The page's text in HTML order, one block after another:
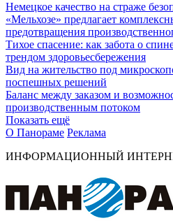
Немецкое качество на страже
«Мельхозе» предлагает
предотвращения
Тихое спасение: как забота о
трендом здоровьесбережения
Вид на жительство под
поспешных решений
Баланс между заказом и
производственным потоком
Показать ещё
О Панораме Реклама
ИНФОРМАЦИОННЫЙ